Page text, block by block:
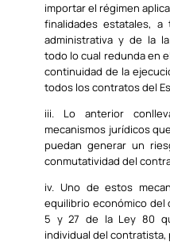
importar el régimen
finalidades estatales,
administrativa y de la
todo lo cual redunda en
continuidad de la
todos los contratos del
iii. Lo anterior
mecanismos jurídicos
puedan generar un
conmutatividad del
iv. Uno de estos
equilibrio económico
5 y 27 de la Ley 80
individual del